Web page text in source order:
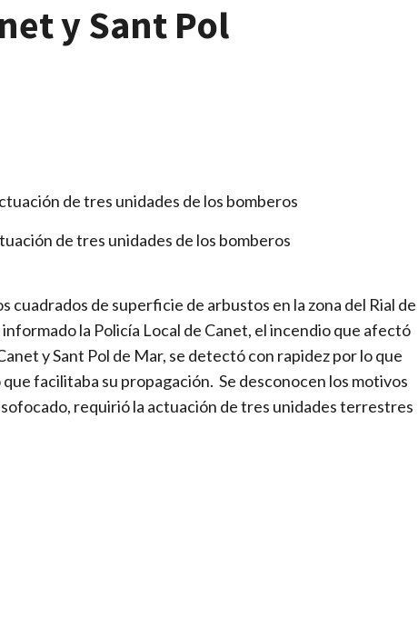
y Sant Pol
de tres unidades de los bomberos
de superficie de arbustos en la zona del Rial de
la Policía Local de Canet, el incendio que afectó
y Sant Pol de Mar, se detectó con rapidez por lo que
facilitaba su propagación. Se desconocen los motivos
requirió la actuación de tres unidades terrestres